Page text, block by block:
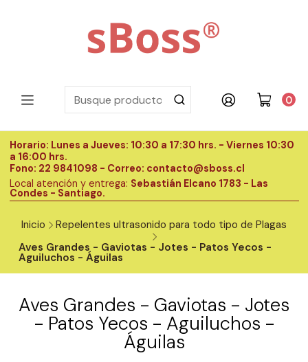
0
Horario: Lunes a Jueves: 10:30 a 17:30 hrs. - Viernes 10:30
a 16:00 hrs.
Fono: 22 9841098 - Correo: contacto@sboss.cl
Local atención y entrega: Sebastián Elcano 1783 - Las
Condes - Santiago.
Inicio
Repelentes ultrasonido para todo tipo de Plagas
Aves Grandes - Gaviotas - Jotes - Patos Yecos -
Aguiluchos - Águilas
Aves Grandes - Gaviotas - Jotes
- Patos Yecos - Aguiluchos -
Águilas